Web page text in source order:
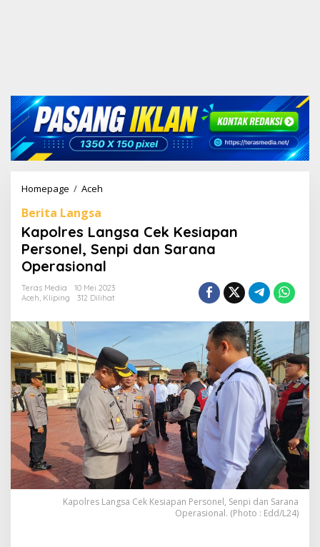
Homepage / Aceh
o
l
r
e
L
a
a
C
e
k
K
e
s
i
a
n
Berita Langsa
Kapolres Langsa Cek Kesiapan
Personel, Senpi dan Sarana
Operasional
Teras Media
10 Mei 2023
Aceh, Kliping 312 Dilihat
Kapolres Langsa Cek Kesiapan Personel, Senpi dan Sarana
Operasional. (Photo : Edd/L24)